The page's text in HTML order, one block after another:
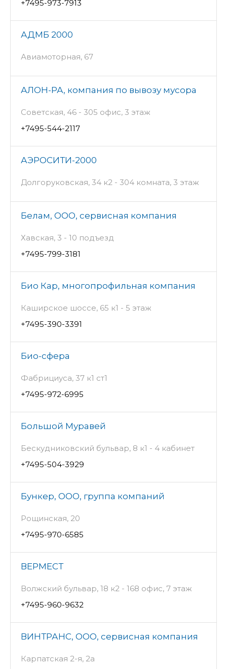
+7495-973-7913
АДМБ 2000
Авиамоторная, 67
АЛОН-РА, компания по вывозу мусора
Советская, 46 - 305 офис, 3 этаж
+7495-544-2117
АЭРОСИТИ-2000
Долгоруковская, 34 к2 - 304 комната, 3 этаж
Белам, ООО, сервисная компания
Хавская, 3 - 10 подъезд
+7495-799-3181
Био Кар, многопрофильная компания
Каширское шоссе, 65 к1 - 5 этаж
+7495-390-3391
Био-сфера
Фабрициуса, 37 к1 ст1
+7495-972-6995
Большой Муравей
Бескудниковский бульвар, 8 к1 - 4 кабинет
+7495-504-3929
Бункер, ООО, группа компаний
Рощинская, 20
+7495-970-6585
ВЕРМЕСТ
Волжский бульвар, 18 к2 - 168 офис, 7 этаж
+7495-960-9632
ВИНТРАНС, ООО, сервисная компания
Карпатская 2-я, 2а